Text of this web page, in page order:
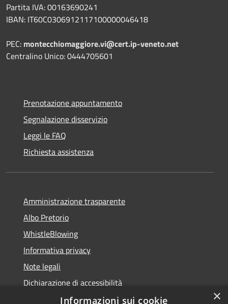
Partita IVA: 00163690241
IBAN: IT60C0306912117100000046418
PEC: montecchiomaggiore.vi@cert.ip-veneto.net
Centralino Unico: 0444705601
Prenotazione appuntamento
Segnalazione disservizio
Leggi le FAQ
Richiesta assistenza
Amministrazione trasparente
Albo Pretorio
WhistleBlowing
Informativa privacy
Note legali
Dichiarazione di accessibilità
×
Informazioni sui cookie